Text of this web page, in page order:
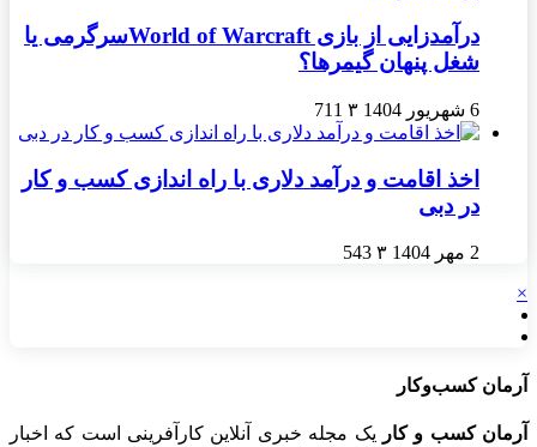
درآمدزایی از بازی World of Warcraftسرگرمی یا
شغل پنهان گیمرها؟
6 شهریور 1404 ۳ 711
اخذ اقامت و درآمد دلاری با راه اندازی کسب و کار
در دبی
2 مهر 1404 ۳ 543
×
آرمان کسب‌وکار
آرمان کسب و کار
یک مجله خبری آنلاین کارآفرینی است که اخبار